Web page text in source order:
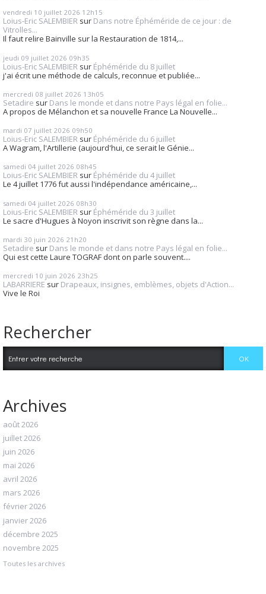
vendredi 10 juillet 2026 12h15
Loius-Eric SALEMBIER sur Dans notre Éphéméride de ce jour : de
Vitrolles...
Il faut relire Bainville sur la Restauration de 1814,...
jeudi 09 juillet 2026 09h35
Loius-Eric SALEMBIER sur Éphéméride du 8 juillet
j'ai écrit une méthode de calculs, reconnue et publiée...
mercredi 08 juillet 2026 13h05
Setadire sur Dans le monde et dans notre Pays légal en folie...
A propos de Mélanchon et sa nouvelle France La Nouvelle...
mardi 07 juillet 2026 09h50
Loius-Eric SALEMBIER sur Éphéméride du 6 juillet
A Wagram, l'Artillerie (aujourd'hui, ce serait le Génie...
samedi 04 juillet 2026 08h45
Loius-Eric SALEMBIER sur Éphéméride du 4 juillet
Le 4 juillet 1776 fut aussi l'indépendance américaine,...
samedi 04 juillet 2026 08h30
Loius-Eric SALEMBIER sur Éphéméride du 3 juillet
Le sacre d'Hugues à Noyon inscrivit son règne dans la...
mardi 30 juin 2026 21h20
Setadire sur Dans le monde et dans notre Pays légal en folie...
Qui est cette Laure TOGRAF dont on parle souvent....
mercredi 10 juin 2026 23h25
LABARRIERE sur Drapeaux, insignes, emblèmes, objets d'Action...
Vive le Roi
Rechercher
Archives
août 2026
juillet 2026
juin 2026
mai 2026
avril 2026
mars 2026
février 2026
janvier 2026
décembre 2025
novembre 2025
Toutes les archives